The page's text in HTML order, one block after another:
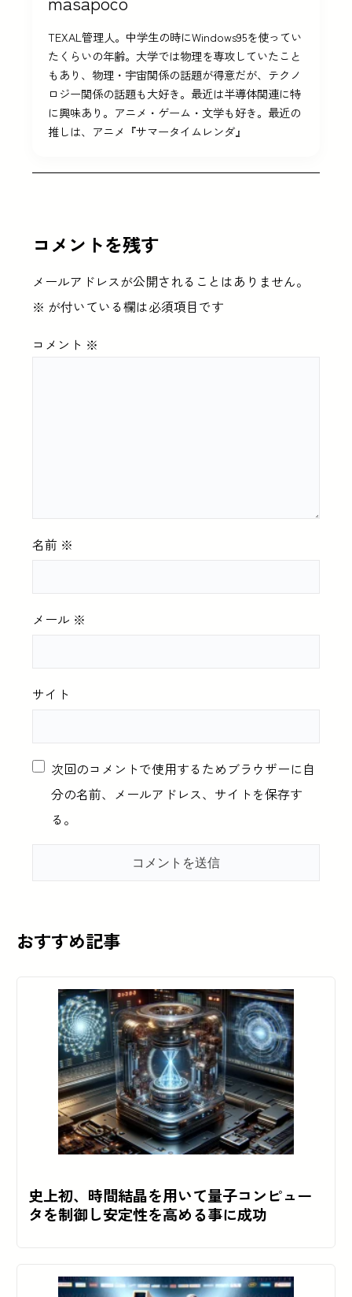
TEXAL管理人。中学生の時にWindows95を使ってい
たくらいの年齢。大学では物理を専攻していたこと
もあり、物理・宇宙関係の話題が得意だが、テクノ
ロジー関係の話題も大好き。最近は半導体関連に特
に興味あり。アニメ・ゲーム・文学も好き。最近の
推しは、アニメ『サマータイムレンダ』
コメントを残す
メールアドレスが公開されることはありません。
※ が付いている欄は必須項目です
コメント ※
名前 ※
メール ※
サイト
次回のコメントで使用するためブラウザーに自
分の名前、メールアドレス、サイトを保存す
る。
おすすめ記事
史上初、時間結晶を用いて量子コンピュー
タを制御し安定性を高める事に成功